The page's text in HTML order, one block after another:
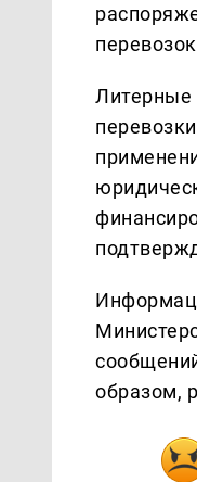
Литерные
образом,